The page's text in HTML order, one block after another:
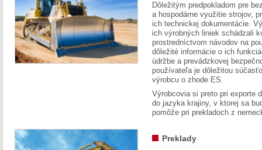
Dôležitým predpokladom pre
a hospodárne využitie strojov,
ich technickej dokumentácie.
ich výrobných liniek schádzali
prostredníctvom návodov na
dôležité informácie o ich
údržbe a prevádzkovej
používateľa je dôležitou
výrobcu o zhode ES.
Výrobcovia si preto pri exporte
do jazyka krajiny, v ktorej sa
pomôže pri prekladoch z
Preklady